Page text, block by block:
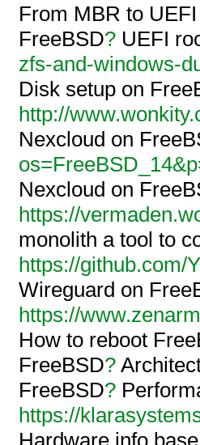
From MBR to
FreeBSD? UEFI
zfs-and-windows-
Disk setup on
http://
Nexcloud on
Nexcloud on
https://
monolith a tool to
https://github.com/
Wireguard on
https://
How to reboot
FreeBSD?
FreeBSD?
https://
Hardware info